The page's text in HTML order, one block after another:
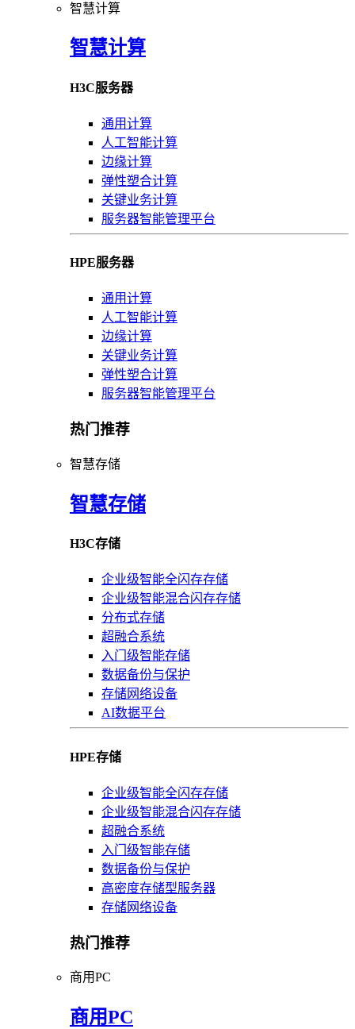
智慧计算
智慧计算
H3C服务器
通用计算
人工智能计算
边缘计算
弹性塑合计算
关键业务计算
服务器智能管理平台
HPE服务器
通用计算
人工智能计算
边缘计算
关键业务计算
弹性塑合计算
服务器智能管理平台
热门推荐
智慧存储
智慧存储
H3C存储
企业级智能全闪存存储
企业级智能混合闪存存储
分布式存储
超融合系统
入门级智能存储
数据备份与保护
存储网络设备
AI数据平台
HPE存储
企业级智能全闪存存储
企业级智能混合闪存存储
超融合系统
入门级智能存储
数据备份与保护
高密度存储型服务器
存储网络设备
热门推荐
商用PC
商用PC